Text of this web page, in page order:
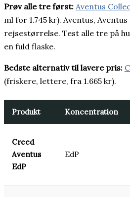
Prøv alle tre først: Aventus
ml for 1.745 kr). Aventus,
rejsestørrelse. Test alle tre på
en fuld flaske.
Bedste alternativ til lavere pris:
(friskere, lettere, fra 1.665 kr).
Produkt Koncentration
Creed
Aventus
EdP
EdP